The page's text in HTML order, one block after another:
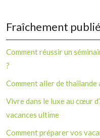
Fraîchement
Comment réussir un
?
Comment aller de thaïlande
Vivre dans le luxe au cœur
vacances ultime
Comment préparer vos